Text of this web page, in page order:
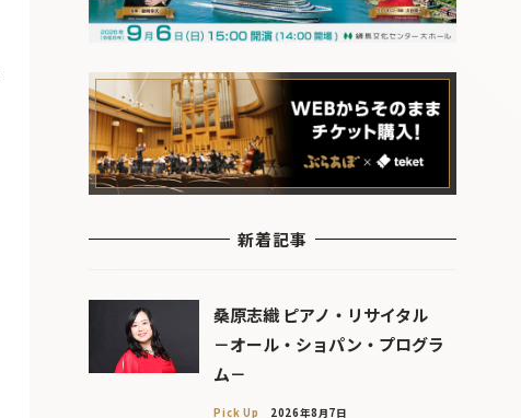
新着記事
桑原志織 ピアノ・リサイタル
－オール・ショパン・プログラ
ム－
Pick Up 2026年8月7日